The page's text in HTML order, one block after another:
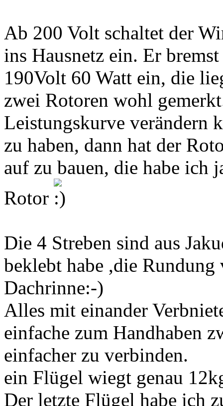
Ab 200 Volt schaltet der
ins Hausnetz ein. Er
190Volt 60 Watt ein, die
zwei Rotoren wohl
Leistungskurve verändern
zu haben, dann hat der
auf zu bauen, die habe ich
Rotor
Die 4 Streben sind aus
beklebt habe ,die
Dachrinne:-)
Alles mit einander
einfache zum Handhaben
einfacher zu verbinden.
ein Flügel wiegt genau
Der letzte Flügel habe ich